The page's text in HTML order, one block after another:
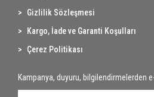
Gizlilik Sözleşmesi
Kargo, İade ve Garanti Koşulları
Çerez Politikası
Kampanya, duyuru, bilgilendirmelerden